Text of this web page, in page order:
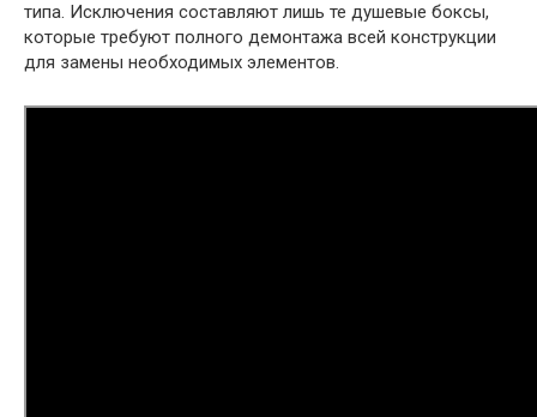
типа. Исключения составляют лишь те душевые боксы,
которые требуют полного демонтажа всей конструкции
для замены необходимых элементов.